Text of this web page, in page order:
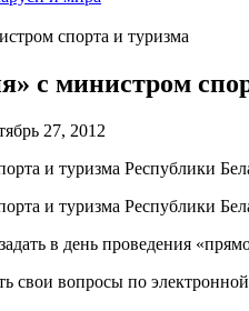
спорта и туризма
с министром
27, 2012
и туризма Республики
и туризма Республики
в день проведения
свои вопросы по электронной